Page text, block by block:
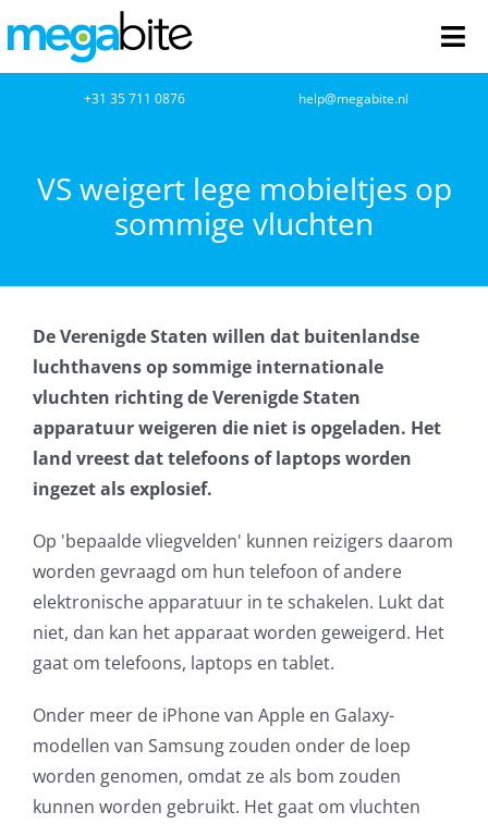
naar
inhoud
Netwerkbeheer
Cloud Computing
VOIP
Microsoft NCE
Office365
Glasvezelverbindingen
Microsoft software licenties
SLA overeenkomsten
+31 35 711 0876 help@megabite.nl
VS weigert lege mobieltjes op
sommige vluchten
De Verenigde Staten willen dat buitenlandse
luchthavens op sommige internationale
vluchten richting de Verenigde Staten
apparatuur weigeren die niet is opgeladen. Het
land vreest dat telefoons of laptops worden
ingezet als explosief.
Op 'bepaalde vliegvelden' kunnen reizigers daarom
worden gevraagd om hun telefoon of andere
elektronische apparatuur in te schakelen. Lukt dat
niet, dan kan het apparaat worden geweigerd. Het
gaat om telefoons, laptops en tablet.
Onder meer de iPhone van Apple en Galaxy-
modellen van Samsung zouden onder de loep
worden genomen, omdat ze als bom zouden
kunnen worden gebruikt. Het gaat om vluchten